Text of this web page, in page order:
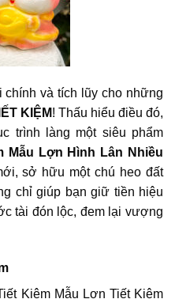
chính và tích lũy cho những
KIỆM! Thấu hiểu điều đó,
trình làng một siêu phẩm
Mẫu Lợn Hình Lân Nhiều
sở hữu một chú heo đất
chỉ giúp bạn giữ tiền hiệu
tài đón lộc, đem lại vượng
Kiệm Mẫu Lợn Tiết Kiệm